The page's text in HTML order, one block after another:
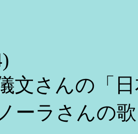
文さんの「
ーラさんの